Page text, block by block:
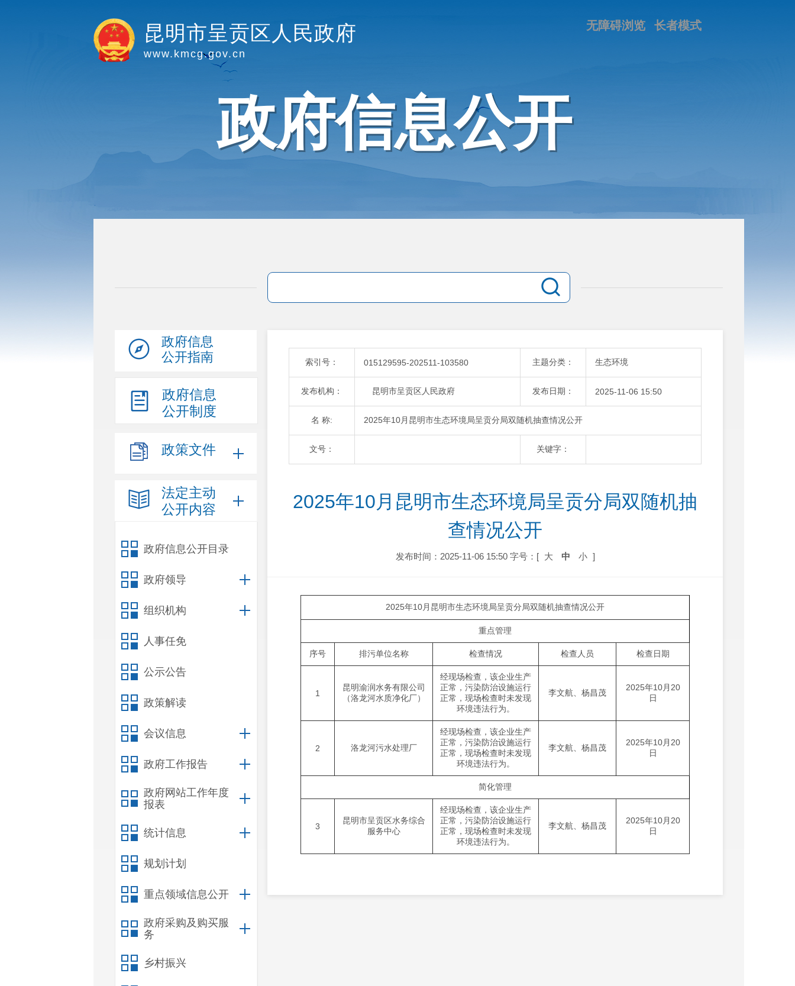
昆明市呈贡区人民政府
www.kmcg.gov.cn
长者模式
无障碍浏览
政府信息公开
政府信息
公开指南
政府信息
公开制度
政策文件
法定主动
公开内容
政府信息公开目录
政府领导
组织机构
人事任免
公示公告
政策解读
会议信息
政府工作报告
政府网站工作年度
报表
统计信息
规划计划
重点领域信息公开
政府采购及购买服
务
乡村振兴
索引号： 015129595-202511-103580 主题分类： 生态环境
发布机构： 昆明市呈贡区人民政府 发布日期： 2025-11-06 15:50
名 称: 2025年10月昆明市生态环境局呈贡分局双随机抽查情况公开
文号： 关键字：
2025年10月昆明市生态环境局呈贡分局双随机抽
查情况公开
发布时间：2025-11-06 15:50 字号：[ 大 中 小 ]
2025年10月昆明市生态环境局呈贡分局双随机抽查情况公开
重点管理
序号 排污单位名称 检查情况 检查人员 检查日期
1
昆明渝润水务有限公司
（洛龙河水质净化厂）
经现场检查，该企业生产
正常，污染防治设施运行
正常，现场检查时未发现
环境违法行为。
李文航、杨昌茂
2025年10月20
日
2 洛龙河污水处理厂
经现场检查，该企业生产
正常，污染防治设施运行
正常，现场检查时未发现
环境违法行为。
李文航、杨昌茂
2025年10月20
日
简化管理
3
昆明市呈贡区水务综合
服务中心
经现场检查，该企业生产
正常，污染防治设施运行
正常，现场检查时未发现
环境违法行为。
李文航、杨昌茂
2025年10月20
日